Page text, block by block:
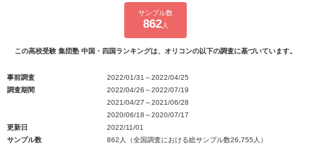
サンプル数
862人
この高校受験 集団塾 中国・四国ランキングは、オリコンの以下の調査に基づいています。
事前調査
2022/01/31～2022/04/25
調査期間
2022/04/26～2022/07/19
2021/04/27～2021/06/28
2020/06/18～2020/07/17
更新日
2022/11/01
サンプル数
862人（全国調査における総サンプル数26,755人）